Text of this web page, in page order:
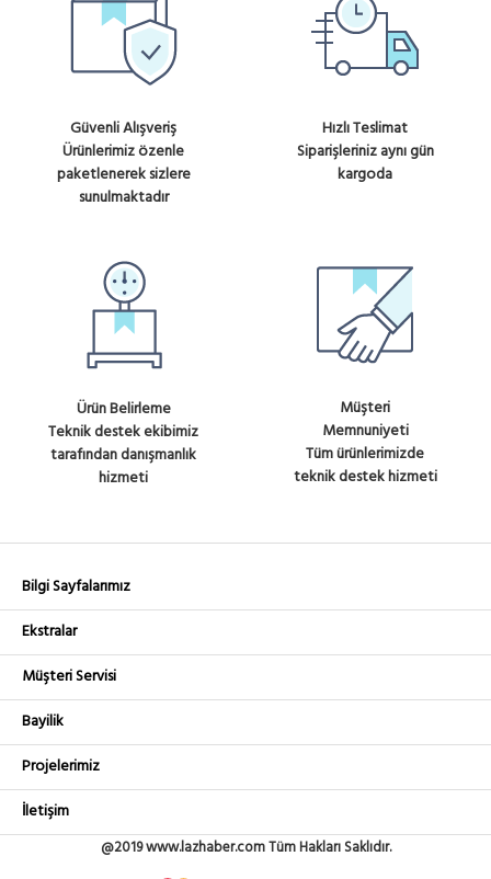
Güvenli Alışveriş
Ürünlerimiz özenle
paketlenerek sizlere
sunulmaktadır
Hızlı Teslimat
Siparişleriniz aynı gün
kargoda
Ürün Belirleme
Teknik destek ekibimiz
tarafından danışmanlık
hizmeti
Müşteri
Memnuniyeti
Tüm ürünlerimizde
teknik destek hizmeti
Bilgi Sayfalarımız
Ekstralar
Müşteri Servisi
Bayilik
Projelerimiz
İletişim
@2019 www.lazhaber.com Tüm Hakları Saklıdır.